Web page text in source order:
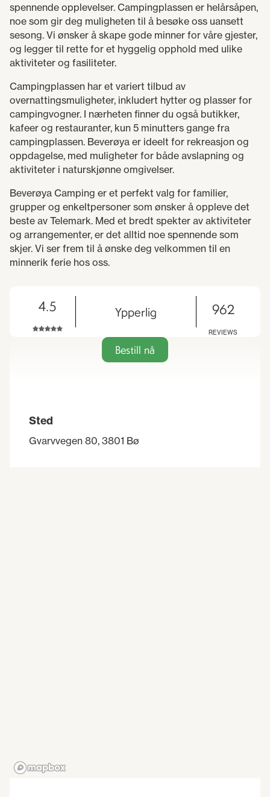
spennende opplevelser. Campingplassen er helårsåpen,
noe som gir deg muligheten til å besøke oss uansett
sesong. Vi ønsker å skape gode minner for våre gjester,
og legger til rette for et hyggelig opphold med ulike
aktiviteter og fasiliteter.
Campingplassen har et variert tilbud av
overnattingsmuligheter, inkludert hytter og plasser for
campingvogner. I nærheten finner du også butikker,
kafeer og restauranter, kun 5 minutters gange fra
campingplassen. Beverøya er ideelt for rekreasjon og
oppdagelse, med muligheter for både avslapning og
aktiviteter i naturskjønne omgivelser.
Beverøya Camping er et perfekt valg for familier,
grupper og enkeltpersoner som ønsker å oppleve det
beste av Telemark. Med et bredt spekter av aktiviteter
og arrangementer, er det alltid noe spennende som
skjer. Vi ser frem til å ønske deg velkommen til en
minnerik ferie hos oss.
4.5 Ypperlig 962
REVIEWS
Bestill nå
Sted
Gvarvvegen 80, 3801 Bø